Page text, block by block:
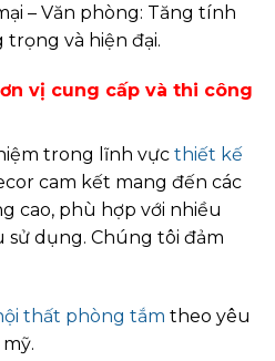
– Văn phòng: Tăng tính
trọng và hiện đại.
vị cung cấp và thi công
trong lĩnh vực thiết kế
cam kết mang đến các
cao, phù hợp với nhiều
sử dụng. Chúng tôi đảm
thất phòng tắm theo yêu